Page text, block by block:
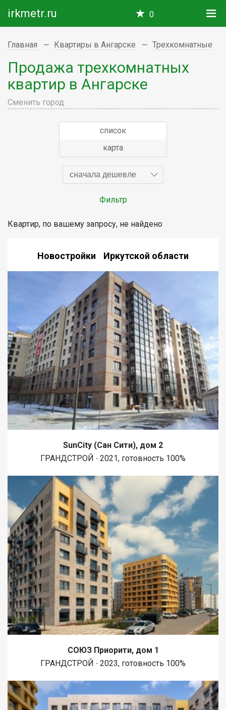
irkmetr.ru 0
Главная Квартиры в Ангарске Трехкомнатные
Продажа трехкомнатных
квартир в Ангарске
Сменить город
список
карта
сначала дешевле
Фильтр
Квартир, по вашему запросу, не найдено
Новостройки Иркутской области
SunCity (Сан Сити), дом 2
ГРАНДСТРОЙ ∙ 2021, готовность 100%
СОЮЗ Приорити, дом 1
ГРАНДСТРОЙ ∙ 2023, готовность 100%